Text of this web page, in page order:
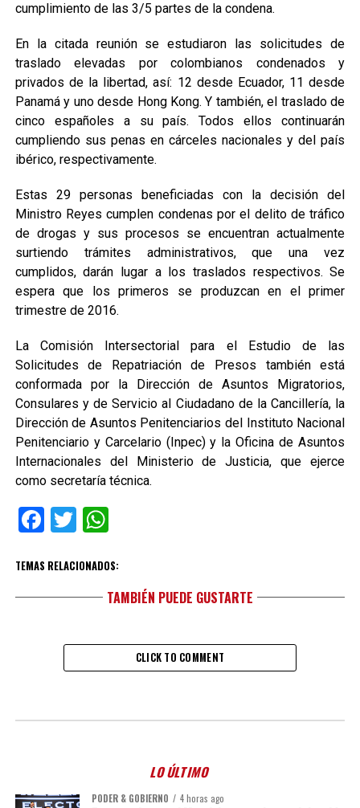
cumplimiento de las 3/5 partes de la condena.
En la citada reunión se estudiaron las solicitudes de
traslado elevadas por colombianos condenados y
privados de la libertad, así: 12 desde Ecuador, 11 desde
Panamá y uno desde Hong Kong. Y también, el traslado de
cinco españoles a su país. Todos ellos continuarán
cumpliendo sus penas en cárceles nacionales y del país
ibérico, respectivamente.
Estas 29 personas beneficiadas con la decisión del
Ministro Reyes cumplen condenas por el delito de tráfico
de drogas y sus procesos se encuentran actualmente
surtiendo trámites administrativos, que una vez
cumplidos, darán lugar a los traslados respectivos. Se
espera que los primeros se produzcan en el primer
trimestre de 2016.
La Comisión Intersectorial para el Estudio de las
Solicitudes de Repatriación de Presos también está
conformada por la Dirección de Asuntos Migratorios,
Consulares y de Servicio al Ciudadano de la Cancillería, la
Dirección de Asuntos Penitenciarios del Instituto Nacional
Penitenciario y Carcelario (Inpec) y la Oficina de Asuntos
Internacionales del Ministerio de Justicia, que ejerce
como secretaría técnica.
Facebook
TwitterWhatsApp
TEMAS RELACIONADOS:
TAMBIÉN PUEDE GUSTARTE
CLICK TO COMMENT
LO ÚLTIMO
PODER & GOBIERNO 4 horas ago